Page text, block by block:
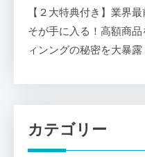
【２大特典付き】業界
そが手に入る！高額商
ィンングの秘密を大暴露
カテゴリー